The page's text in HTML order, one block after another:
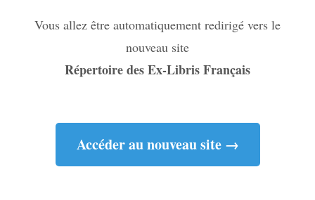
Vous allez être automatiquement redirigé vers le
nouveau site
Répertoire des Ex-Libris Français
Accéder au nouveau site →